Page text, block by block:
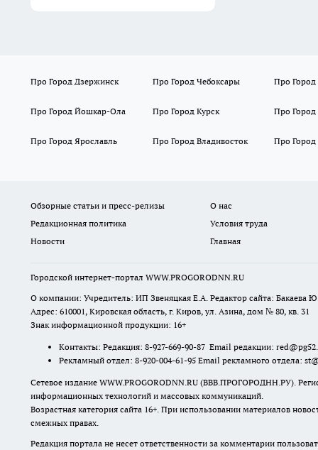
Про Город Дзержинск Про Город Чебоксары Про Город
Про Город Йошкар-Ола Про Город Курск Про
Про Город Ярославль Про Город Владивосток Про Город
Обзорные статьи и пресс-релизы
О нас
Редакционная политика
Условия труда
Новости
Главная
Городской интернет-портал WWW.PROGORODNN.RU
О компании: Учредитель: ИП Звеняцкая Е.А. Редактор сайта: Бакаева
Адрес: 610001, Кировская область, г. Киров, ул. Азина, дом № 80, кв. 31
Знак информационной продукции: 16+
Контакты: Редакция: 8-927-669-90-87 Email редакции:
Рекламный отдел: 8-920-004-61-95 Email рекламного отдела:
Сетевое издание WWW.PROGORODNN.RU (ВВВ.ПРОГОРОДНН.РУ).
информационных технологий и массовых коммуникаций.
Возрастная категория сайта 16+. При использовании материалов
смежных правах.
Редакция портала не несет ответственности за комментарии